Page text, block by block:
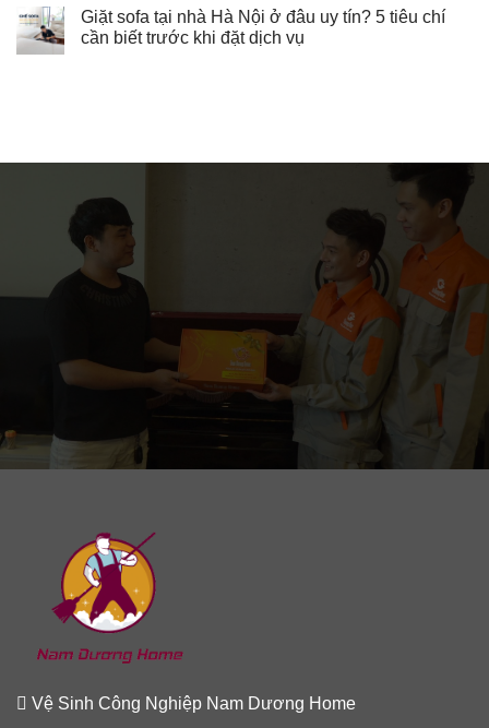
Giặt sofa tại nhà Hà Nội ở đâu uy tín? 5 tiêu chí
cần biết trước khi đặt dịch vụ
Vệ Sinh Công Nghiệp Nam Dương Home